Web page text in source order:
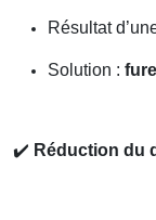
Résultat
Solution :
✔️ Réduction du